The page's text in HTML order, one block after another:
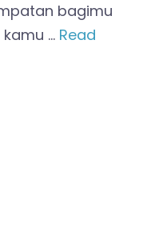
bagimu
… Read